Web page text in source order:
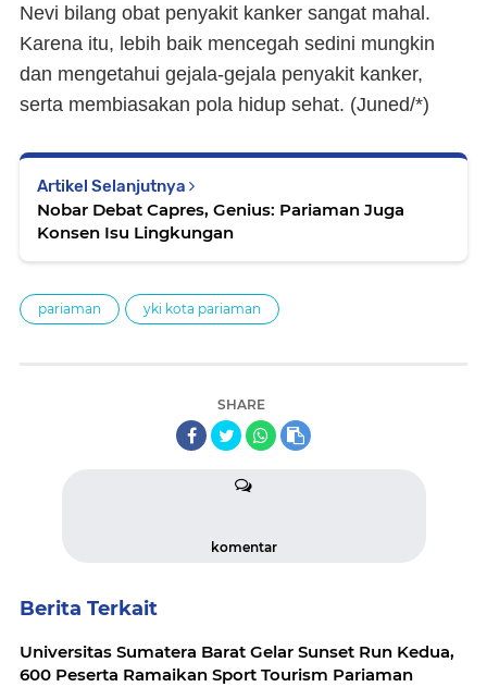
Nevi bilang obat penyakit kanker sangat mahal.
Karena itu, lebih baik mencegah sedini mungkin
dan mengetahui gejala-gejala penyakit kanker,
serta membiasakan pola hidup sehat. (Juned/*)
Artikel Selanjutnya
Nobar Debat Capres, Genius: Pariaman Juga
Konsen Isu Lingkungan
pariaman yki kota pariaman
SHARE
komentar
Berita Terkait
Universitas Sumatera Barat Gelar Sunset Run Kedua,
600 Peserta Ramaikan Sport Tourism Pariaman